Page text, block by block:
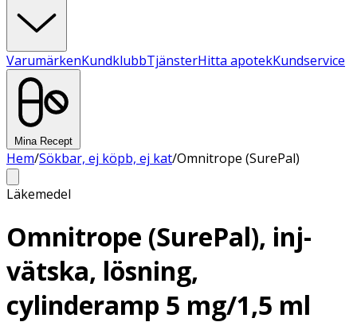
VarumärkenKundklubbTjänsterHitta apotekKundservice
Mina Recept
Hem/Sökbar, ej köpb, ej kat/Omnitrope (SurePal)
Läkemedel
Omnitrope (SurePal), inj-
vätska, lösning,
cylinderamp 5 mg/1,5 ml